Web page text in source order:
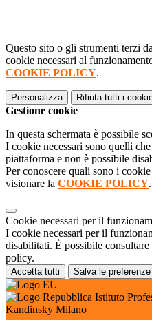
Questo sito o gli strumenti terzi
cookie necessari al
COOKIE POLICY.
Personalizza Rifiuta tutti i
Gestione cookie
In questa schermata è possibile
I cookie necessari sono quelli
piattaforma e non è possibile
Per conoscere quali sono i
visionare la COOKIE POLICY.
Cookie necessari per il
I cookie necessari per il
disabilitati. È possibile
policy.
Accetta tutti Salva le preferenze
Istituto
Kandinsky Milano